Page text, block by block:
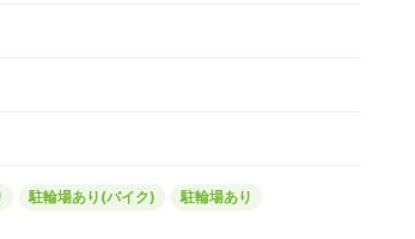
駐輪場あり(バイク)
駐輪場あり